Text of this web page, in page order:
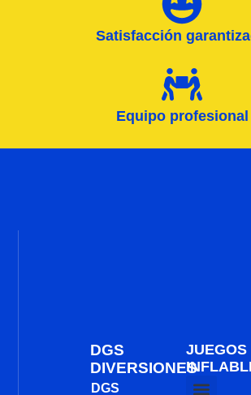
Satisfacción
Equipo profesional
DGS
DIVERSIONES
DGS
JUEGOS